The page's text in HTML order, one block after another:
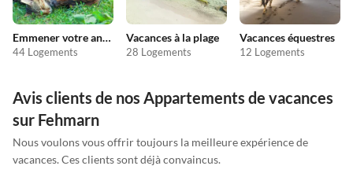
Emmener votre animal en vacances
44 Logements
Vacances à la plage
28 Logements
Vacances équestres
12 Logements
Avis clients de nos Appartements de vacances
sur Fehmarn
Nous voulons vous offrir toujours la meilleure expérience de
vacances. Ces clients sont déjà convaincus.